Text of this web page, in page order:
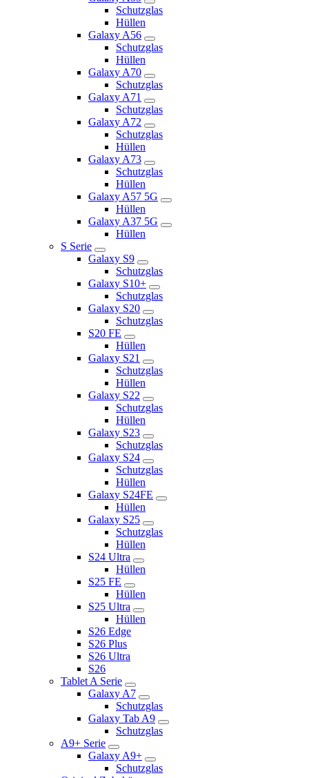
Schutzglas
Hüllen
Galaxy A56
Schutzglas
Hüllen
Galaxy A70
Schutzglas
Galaxy A71
Schutzglas
Galaxy A72
Schutzglas
Hüllen
Galaxy A73
Schutzglas
Hüllen
Galaxy A57 5G
Hüllen
Galaxy A37 5G
Hüllen
S Serie
Galaxy S9
Schutzglas
Galaxy S10+
Schutzglas
Galaxy S20
Schutzglas
S20 FE
Hüllen
Galaxy S21
Schutzglas
Hüllen
Galaxy S22
Schutzglas
Hüllen
Galaxy S23
Schutzglas
Galaxy S24
Schutzglas
Hüllen
Galaxy S24FE
Hüllen
Galaxy S25
Schutzglas
Hüllen
S24 Ultra
Hüllen
S25 FE
Hüllen
S25 Ultra
Hüllen
S26 Edge
S26 Plus
S26 Ultra
S26
Tablet A Serie
Galaxy A7
Schutzglas
Galaxy Tab A9
Schutzglas
A9+ Serie
Galaxy A9+
Schutzglas